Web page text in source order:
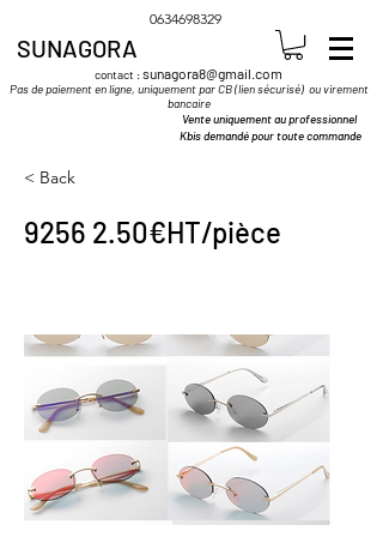
0634698329
SUNAGORA
contact :sunagora8@gmail.com
Pas de paiement en ligne, uniquement par CB (lien sécurisé) ou virement
bancaire
Vente uniquement au professionnel
Kbis demandé pour toute commande
< Back
9256 2.50€HT/pièce